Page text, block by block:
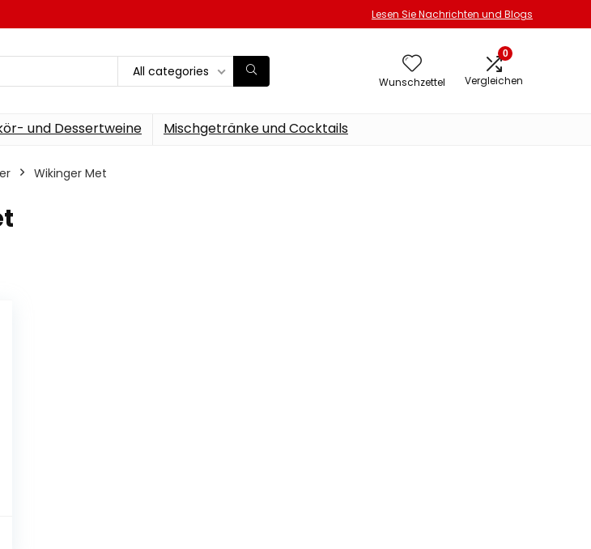
Lesen Sie Nachrichten und Blogs
All categories
Wunschzettel
0
Vergleichen
und Dessertweine Mischgetränke und Cocktails
‎Wikinger Met